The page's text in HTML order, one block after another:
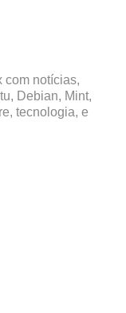
com notícias,
Debian, Mint,
tecnologia, e